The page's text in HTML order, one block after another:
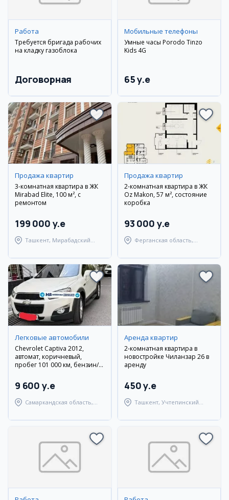
Работа
Требуется бригада рабочих
на кладку газоблока
Договорная
Мобильные телефоны
Умные часы Porodo Tinzo
Kids 4G
65 y.e
Продажа квартир
3-комнатная квартира в ЖК
Mirabad Elite, 100 м², с
ремонтом
199 000 y.e
Ташкент, Мирабадский
Продажа квартир
2-комнатная квартира в ЖК
Oz Makon, 57 м², состояние
коробка
93 000 y.e
Ферганская область,
Легковые автомобили
Chevrolet Captiva 2012,
автомат, коричневый,
пробег 101 000 км, бензин/
9 600 y.e
Самаркандская область,
Аренда квартир
2-комнатная квартира в
новостройке Чиланзар 26 в
аренду
450 y.e
Ташкент, Учтепинский